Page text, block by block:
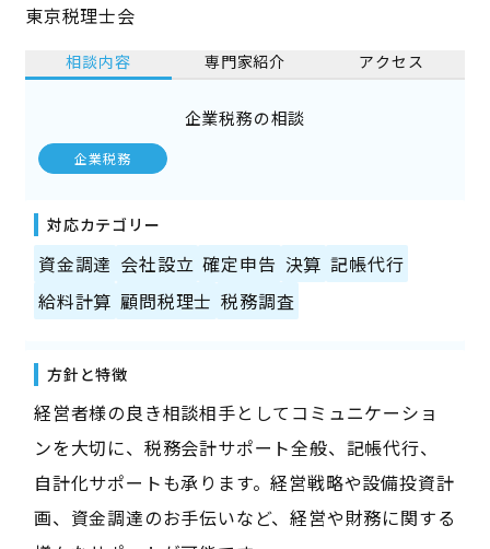
東京税理士会
相談内容 専門家紹介 アクセス
企業税務の相談
企業税務
対応カテゴリー
資金調達 会社設立 確定申告 決算 記帳代行
給料計算 顧問税理士 税務調査
方針と特徴
経営者様の良き相談相手としてコミュニケーショ
ンを大切に、税務会計サポート全般、記帳代行、
自計化サポートも承ります。経営戦略や設備投資計
画、資金調達のお手伝いなど、経営や財務に関する